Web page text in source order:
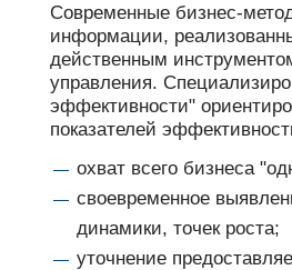
Современные бизнес-
информации,
действенным
управления.
эффективности"
показателей
охват всего бизнеса
своевременное
динамики, точек роста;
уточнение